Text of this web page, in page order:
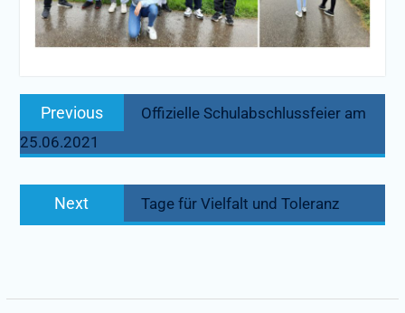
Beitragsnavigation
Previous
Previous
post:
Offizielle Schulabschlussfeier am
25.06.2021
Next
post:
Tage für Vielfalt und Toleranz